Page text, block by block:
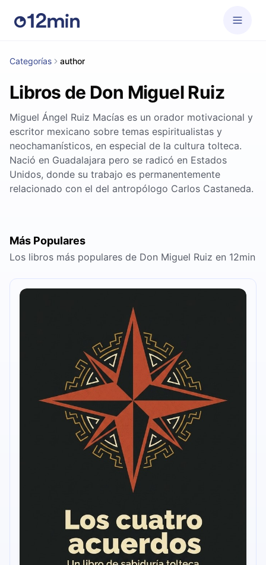
Categorías author
Libros de Don Miguel Ruiz
Miguel Ángel Ruiz Macías es un orador motivacional y
escritor mexicano sobre temas espiritualistas y
neochamanísticos, en especial de la cultura tolteca.
Nació en Guadalajara pero se radicó en Estados
Unidos, donde su trabajo es permanentemente
relacionado con el del antropólogo Carlos Castaneda.
Más Populares
Los libros más populares de Don Miguel Ruiz en 12min